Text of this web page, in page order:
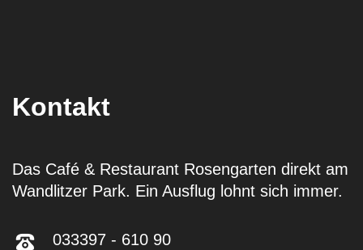
Kontakt
Das Café & Restaurant Rosengarten direkt am
Wandlitzer Park. Ein Ausflug lohnt sich immer.
033397 - 610 90